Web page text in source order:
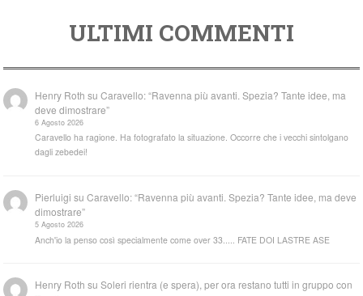
ULTIMI COMMENTI
Henry Roth suCaravello: “Ravenna più avanti. Spezia? Tante idee, ma
deve dimostrare”
6 Agosto 2026
Caravello ha ragione. Ha fotografato la situazione. Occorre che i vecchi sintolgano
dagli zebedei!
Pierluigi suCaravello: “Ravenna più avanti. Spezia? Tante idee, ma deve
dimostrare”
5 Agosto 2026
Anch'io la penso così specialmente come over 33..... FATE DOI LASTRE ASE
Henry Roth suSoleri rientra (e spera), per ora restano tutti in gruppo con